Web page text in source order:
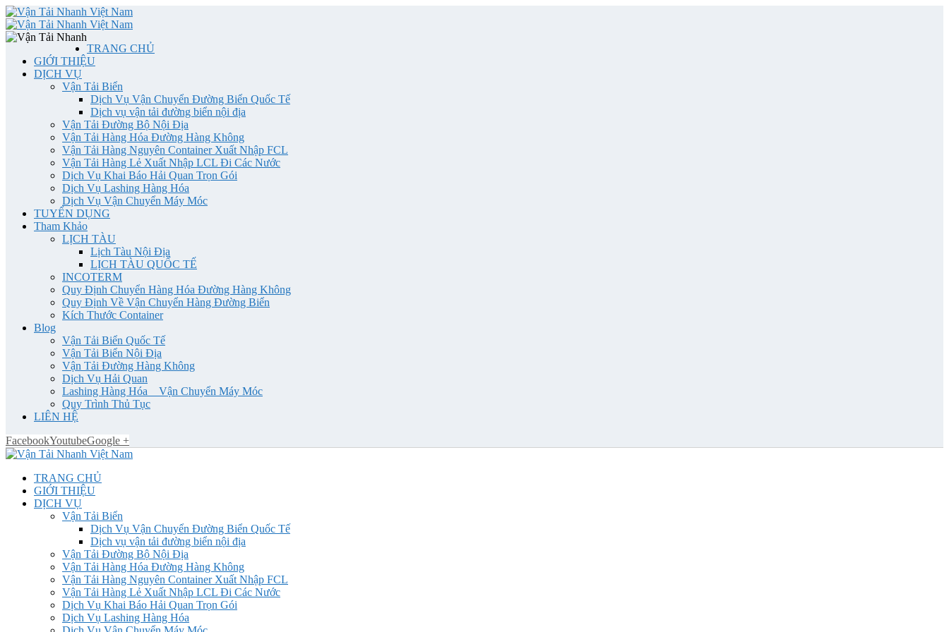
TRANG CHỦ
GIỚI THIỆU
DỊCH VỤ
Vận Tải Biển
Dịch Vụ Vận Chuyển Đường Biển Quốc Tế
Dịch vụ vận tải đường biển nội địa
Vận Tải Đường Bộ Nội Địa
Vận Tải Hàng Hóa Đường Hàng Không
Vận Tải Hàng Nguyên Container Xuất Nhập FCL
Vận Tải Hàng Lẻ Xuất Nhập LCL Đi Các Nước
Dịch Vụ Khai Báo Hải Quan Trọn Gói
Dịch Vụ Lashing Hàng Hóa
Dịch Vụ Vận Chuyển Máy Móc
TUYỂN DỤNG
Tham Khảo
LỊCH TÀU
Lịch Tàu Nội Địa
LỊCH TÀU QUỐC TẾ
INCOTERM
Quy Định Chuyển Hàng Hóa Đường Hàng Không
Quy Định Về Vận Chuyển Hàng Đường Biển
Kích Thước Container
Blog
Vận Tải Biển Quốc Tế
Vận Tải Biển Nội Địa
Vận Tải Đường Hàng Không
Dịch Vụ Hải Quan
Lashing Hàng Hóa _ Vận Chuyển Máy Móc
Quy Trình Thủ Tục
LIÊN HỆ
FacebookYoutubeGoogle +
TRANG CHỦ
GIỚI THIỆU
DỊCH VỤ
Vận Tải Biển
Dịch Vụ Vận Chuyển Đường Biển Quốc Tế
Dịch vụ vận tải đường biển nội địa
Vận Tải Đường Bộ Nội Địa
Vận Tải Hàng Hóa Đường Hàng Không
Vận Tải Hàng Nguyên Container Xuất Nhập FCL
Vận Tải Hàng Lẻ Xuất Nhập LCL Đi Các Nước
Dịch Vụ Khai Báo Hải Quan Trọn Gói
Dịch Vụ Lashing Hàng Hóa